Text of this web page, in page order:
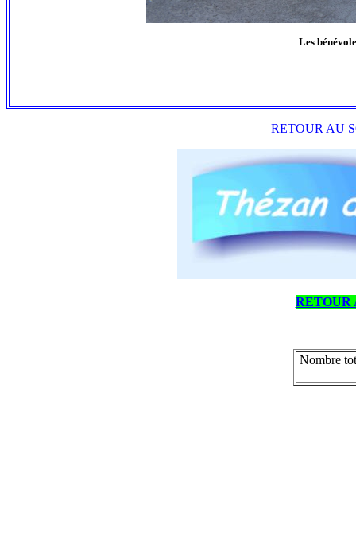
Les
RETOUR AU
RETOUR
Nombre